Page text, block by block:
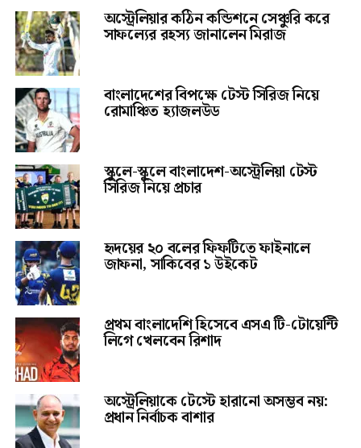
অস্ট্রেলিয়ার কঠিন কন্ডিশনে সেঞ্চুরি করে
সাফল্যের রহস্য জানালেন মিরাজ
বাংলাদেশের বিপক্ষে টেস্ট সিরিজ নিয়ে
রোমাঞ্চিত হ্যাজলউড
স্কুলে-স্কুলে বাংলাদেশ-অস্ট্রেলিয়া টেস্ট
সিরিজ নিয়ে প্রচার
হৃদয়ের ২০ বলের ফিফটিতে ফাইনালে
জাফনা, সাকিবের ১ উইকেট
প্রথম বাংলাদেশি হিসেবে এসএ টি-টোয়েন্টি
লিগে খেলবেন রিশাদ
অস্ট্রেলিয়াকে টেস্টে হারানো অসম্ভব নয়:
প্রধান নির্বাচক বাশার